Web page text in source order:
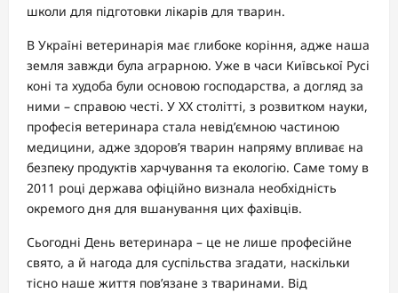
школи для підготовки лікарів для тварин.
В Україні ветеринарія має глибоке коріння, адже наша
земля завжди була аграрною. Уже в часи Київської Русі
коні та худоба були основою господарства, а догляд за
ними – справою честі. У ХХ столітті, з розвитком науки,
професія ветеринара стала невід’ємною частиною
медицини, адже здоров’я тварин напряму впливає на
безпеку продуктів харчування та екологію. Саме тому в
2011 році держава офіційно визнала необхідність
окремого дня для вшанування цих фахівців.
Сьогодні День ветеринара – це не лише професійне
свято, а й нагода для суспільства згадати, наскільки
тісно наше життя пов’язане з тваринами. Від